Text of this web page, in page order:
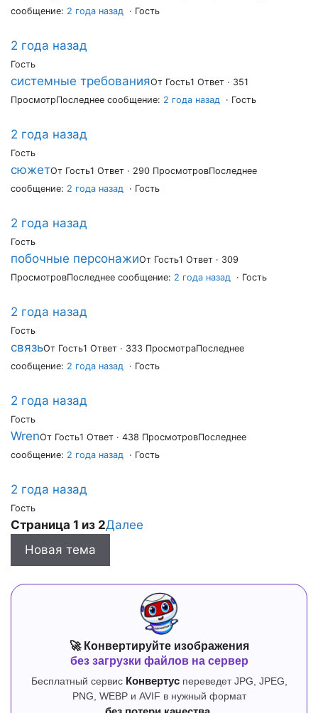
сообщение: 2 года назад · Гость
2 года назад
Гость
системные требованияОт Гость1 Ответ · 351
ПросмотрПоследнее сообщение: 2 года назад · Гость
2 года назад
Гость
сюжетОт Гость1 Ответ · 290 ПросмотровПоследнее
сообщение: 2 года назад · Гость
2 года назад
Гость
побочные персонажиОт Гость1 Ответ · 309
ПросмотровПоследнее сообщение: 2 года назад · Гость
2 года назад
Гость
связьОт Гость1 Ответ · 333 ПросмотраПоследнее
сообщение: 2 года назад · Гость
2 года назад
Гость
WrenОт Гость1 Ответ · 438 ПросмотровПоследнее
сообщение: 2 года назад · Гость
2 года назад
Гость
Страница 1 из 2Далее
Новая тема
🚀 Конвертируйте изображения
без загрузки файлов на сервер
Бесплатный сервис Конвертуспереведет JPG, JPEG,
PNG, WEBP и AVIF в нужный формат